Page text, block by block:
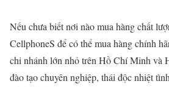
Nếu chưa biết nơi nào mua hàng chất
CellphoneS để có thể mua hàng chính
chi nhánh lớn nhỏ trên Hồ Chí Minh và
đào tạo chuyên nghiệp, thái độc nhiệt